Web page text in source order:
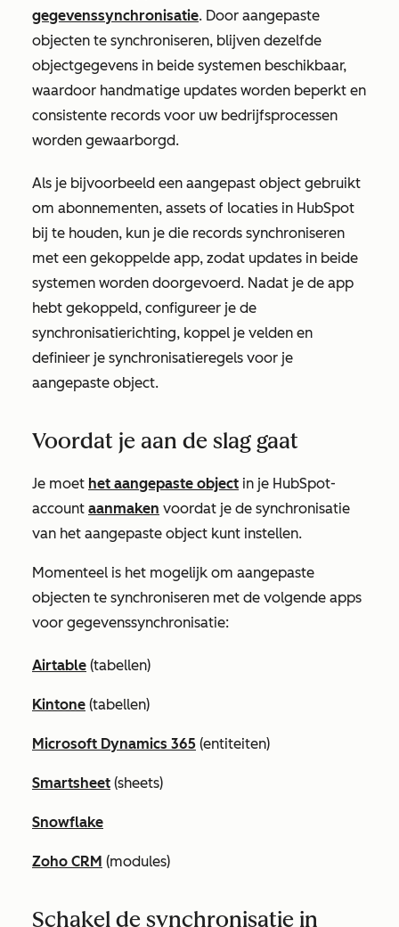
gegevenssynchronisatie. Door aangepaste
objecten te synchroniseren, blijven dezelfde
objectgegevens in beide systemen beschikbaar,
waardoor handmatige updates worden beperkt en
consistente records voor uw bedrijfsprocessen
worden gewaarborgd.
Als je bijvoorbeeld een aangepast object gebruikt
om abonnementen, assets of locaties in HubSpot
bij te houden, kun je die records synchroniseren
met een gekoppelde app, zodat updates in beide
systemen worden doorgevoerd. Nadat je de app
hebt gekoppeld, configureer je de
synchronisatierichting, koppel je velden en
definieer je synchronisatieregels voor je
aangepaste object.
Voordat je aan de slag gaat
Je moet het aangepaste object in je HubSpot-
account aanmaken voordat je de synchronisatie
van het aangepaste object kunt instellen.
Momenteel is het mogelijk om aangepaste
objecten te synchroniseren met de volgende apps
voor gegevenssynchronisatie:
Airtable (tabellen)
Kintone (tabellen)
Microsoft Dynamics 365 (entiteiten)
Smartsheet (sheets)
Snowflake
Zoho CRM (modules)
Schakel de synchronisatie in